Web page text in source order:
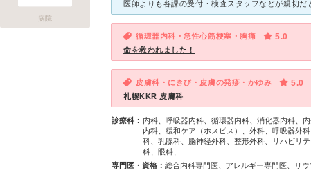
病院
循環器内科・急性心筋梗塞・胸痛 5.0
命を救われました！
皮膚科・にきび・皮膚の発疹・かゆみ 5.0
札幌KKR 皮膚科
診療科： 内科、呼吸器内科、循環器内科、消化器内科、
内科、緩和ケア（ホスピス）、外科、呼吸器外
科、乳腺科、脳神経外科、整形外科、リハビリ
科、眼科、…
専門医・資格：